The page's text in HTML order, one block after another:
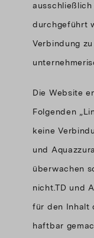
durchgeführt
Verbindung
Die Website
Folgenden
keine
und
überwachen
nicht.TD und
für den Inhalt
haftbar